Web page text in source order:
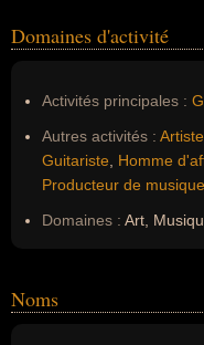
Domaines d'activité
Activités principales :
Autres activités : Artiste
Guitariste
Homme
Producteur de musique
Domaines : Art,
Noms